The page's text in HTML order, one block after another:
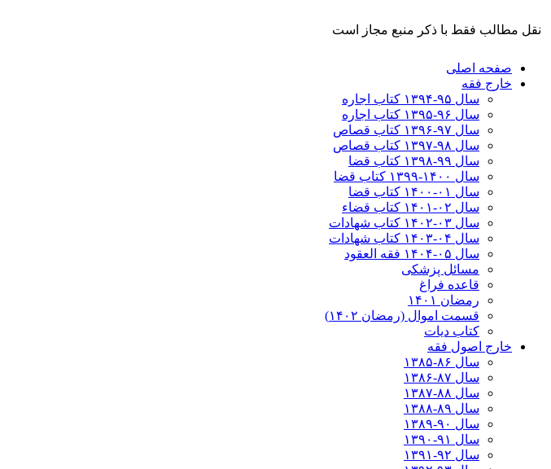
نقل مطالب فقط با ذکر منبع مجاز است
صفحه اصلی
خارج فقه
سال ۹۵-۱۳۹۴ کتاب اجاره
سال ۹۶-۱۳۹۵ کتاب اجاره
سال ۹۷-۱۳۹۶ کتاب قصاص
سال ۹۸-۱۳۹۷ کتاب قصاص
سال ۹۹-۱۳۹۸‍ کتاب قضا
سال ۱۴۰۰-۱۳۹۹ کتاب قضا
سال ۰۱-۱۴۰۰ کتاب قضا
سال ۰۲-۱۴۰۱ کتاب قضاء
سال ۰۳-۱۴۰۲ کتاب شهادات
سال ۰۴-۱۴۰۳ کتاب شهادات
سال ۰۵-۱۴۰۴ فقه العقود
مسائل پزشکی
قاعده فراغ
رمضان ۱۴۰۱
قسمت اموال (رمضان ۱۴۰۲)
کتاب دیات
خارج اصول فقه
سال ۸۶-۱۳۸۵
سال ۸۷-۱۳۸۶
سال ۸۸-۱۳۸۷
سال ۸۹-۱۳۸۸
سال ۹۰-۱۳۸۹
سال ۹۱-۱۳۹۰
سال ۹۲-۱۳۹۱